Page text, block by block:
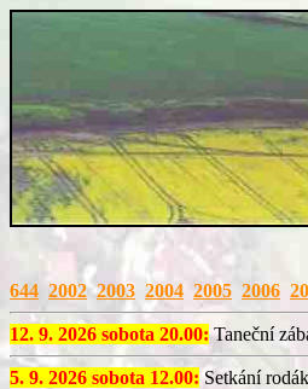
644 2002 2003 2004 2005 2006
12. 9. 2026 sobota 20.00:Taneční
5. 9. 2026 sobota 12.00: Setkání